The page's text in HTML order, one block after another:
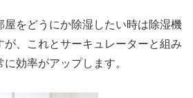
屋をどうにか除湿したい時は除湿機
が、これとサーキュレーターと組み
効率がアップします。